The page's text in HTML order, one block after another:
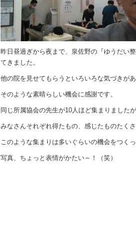
昨日昼過ぎから夜まで、泉佐野の『ゆうだい
てきました。
他の院を見せてもらうといろいろな気づきがあ
そのような素晴らしい機会に感謝です。
同じ所属協会の先生が10人ほど集まりました
みなさんそれぞれ得たもの、感じたものたく
このような集まりは多いぐらいの機会をつく
写真、ちょっと表情がかたい～！（笑）